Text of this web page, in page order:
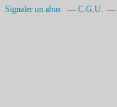
Signaler un abus C.G.U.